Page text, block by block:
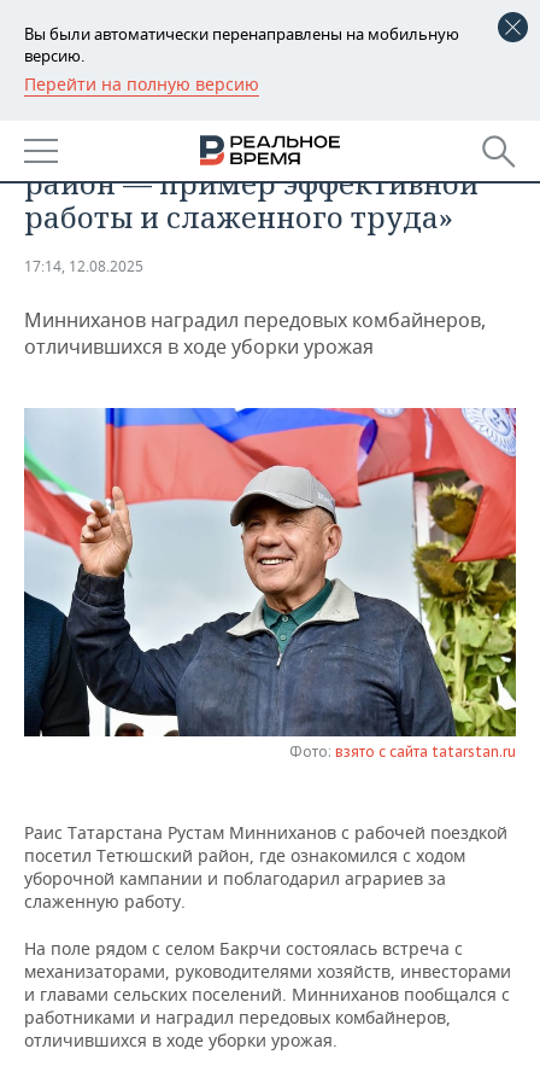
Вы были автоматически перенаправлены на мобильную
версию.
Перейти на полную версию
РЕГИОНЫ
БАШКОРТОСТАН
ТАТАРСТАН
НОВОСТИ
АНАЛИТИКА
ДЕКЛАРАЦИИ О ДОХОДАХ
КОРОЛИ ГОСЗАКАЗА ПФО
ВУЗЫ ТАТАРСТАНА
КОМУ ПРИНАДЛЕЖАТ
ТОРГОВЫЕ ЦЕНТРЫ
ТАТАРСТАНА
НОВОСТИ ЭКОНОМИКИ
БЮДЖЕТ
ИНВЕСТИЦИИ
ПРОМЫШЛЕННОСТЬ
АГРОПРОМ
МАШИНОСТРОЕНИЕ
НЕФТЕХИМИЯ
НЕФТЬ
ОПК
ЭНЕРГЕТИКА
НОВОСТИ НЕДВИЖИМОСТИ
НОВОСТИ АВТО
БИЗНЕС
НОВОСТИ БИЗНЕСА
РОЗНИЧНАЯ ТОРГОВЛЯ
ТРАНСПОРТ
УСЛУГИ
ТЕХНОЛОГИИ
НОВОСТИ ТЕХНОЛОГИЙ
IT
МЕДИА
МЕРОПРИЯТИЯ
НОВОСТИ МЕРОПРИЯТИЙ
ВЫЕЗДНАЯ РЕДАКЦИЯ
ОТКРЫТАЯ ЛЕКЦИЯ
СПОРТ
НОВОСТИ СПОРТА
БАСКЕТБОЛ
ВОЛЕЙБОЛ
КИБЕРСПОРТ
ФИГУРНОЕ КАТАНИЕ
ОБЩЕСТВО
ИНФРАСТРУКТУРА
ИСТОРИЯ
КУЛЬТУРА
МЕДИЦИНА
СПРАВОЧНИК
СПИСОК ПЕРСОН
СПИСОК КОМПАНИЙ
Минниханов: «Тетюшский
район — пример эффективной
работы и слаженного труда»
17:14, 12.08.2025
Минниханов наградил передовых комбайнеров,
отличившихся в ходе уборки урожая
Фото: взято с сайта tatarstan.ru
Раис Татарстана Рустам Минниханов с рабочей поездкой
посетил Тетюшский район, где ознакомился с ходом
уборочной кампании и поблагодарил аграриев за
слаженную работу.
На поле рядом с селом Бакрчи состоялась встреча с
механизаторами, руководителями хозяйств, инвесторами
и главами сельских поселений. Минниханов пообщался с
работниками и наградил передовых комбайнеров,
отличившихся в ходе уборки урожая.